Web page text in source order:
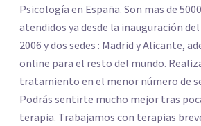
Psicología en España. Son mas de
atendidos ya desde la inauguración
2006 y dos sedes : Madrid y Alicante,
online para el resto del mundo. Realizamos tu
tratamiento en el menor número de
Podrás sentirte mucho mejor tras
terapia. Trabajamos con terapias